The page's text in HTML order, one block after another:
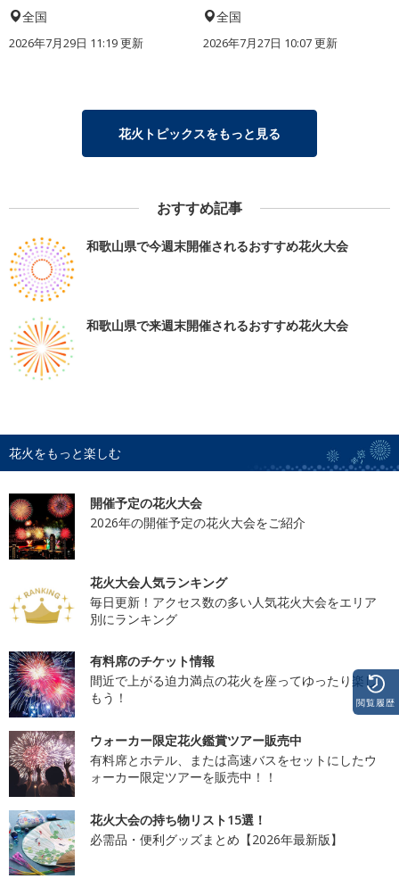
全国
2026年7月29日 11:19 更新
全国
2026年7月27日 10:07 更新
花火トピックスをもっと見る
おすすめ記事
和歌山県で今週末開催されるおすすめ花火大会
和歌山県で来週末開催されるおすすめ花火大会
花火をもっと楽しむ
開催予定の花火大会
2026年の開催予定の花火大会をご紹介
花火大会人気ランキング
毎日更新！アクセス数の多い人気花火大会をエリア
別にランキング
有料席のチケット情報
間近で上がる迫力満点の花火を座ってゆったり楽し
もう！
ウォーカー限定花火鑑賞ツアー販売中
有料席とホテル、または高速バスをセットにしたウ
ォーカー限定ツアーを販売中！！
花火大会の持ち物リスト15選！
必需品・便利グッズまとめ【2026年最新版】
閲覧履歴